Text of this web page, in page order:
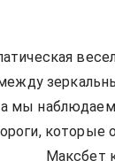
мы наблюдаем
которые
Максбет